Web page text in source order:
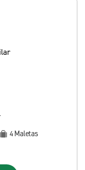
4Maletas